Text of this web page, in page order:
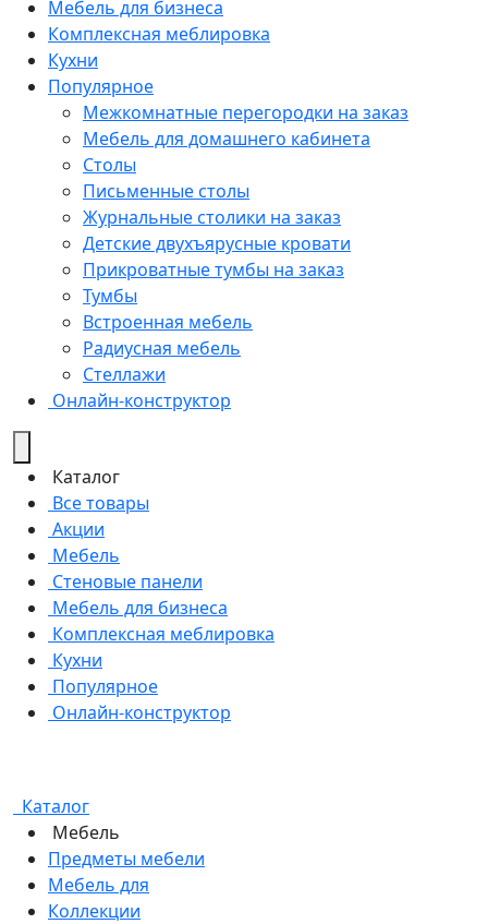
Мебель для бизнеса
Комплексная меблировка
Кухни
Популярное
Межкомнатные перегородки на заказ
Мебель для домашнего кабинета
Столы
Письменные столы
Журнальные столики на заказ
Детские двухъярусные кровати
Прикроватные тумбы на заказ
Тумбы
Встроенная мебель
Радиусная мебель
Стеллажи
Онлайн-конструктор
Каталог
Все товары
Акции
Мебель
Стеновые панели
Мебель для бизнеса
Комплексная меблировка
Кухни
Популярное
Онлайн-конструктор
Каталог
Мебель
Предметы мебели
Мебель для
Коллекции